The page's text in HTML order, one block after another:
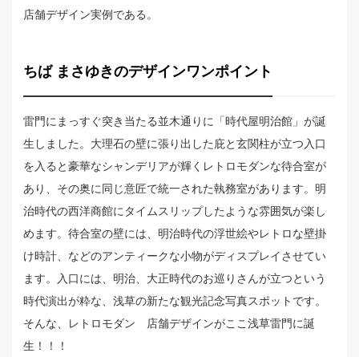
店舗デザイン実例である。
ちば まさゆきのデザインワンポイント
雷門にまっすぐ突き当たる並木通りに「時代屋明治館」が誕
生しました。大理石の壁に張り出した庇と玄関柱が立つ入口
を入ると豪華なシャンデリアが輝くレトロモダンな待合室が
あり、その奥に同じ意匠で統一された執務室があります。明
治時代の西洋商館にタイムスリップしたような雰囲気が楽し
めます。待合室の壁には、明治時代の浮世絵やレトロな壁掛
け時計、などのアンティークな小物がディスプレイさせてい
ます。入口には、明治、大正時代のお巡りさんが立つという
時代演出が粋な、浅草の新たな観光記念写真スポットです。
そんな、レトロモダン 店舗デザインがここ浅草雷門に誕
生！！！